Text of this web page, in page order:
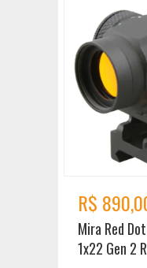
R$
Mira Red
1x22 Gen 2